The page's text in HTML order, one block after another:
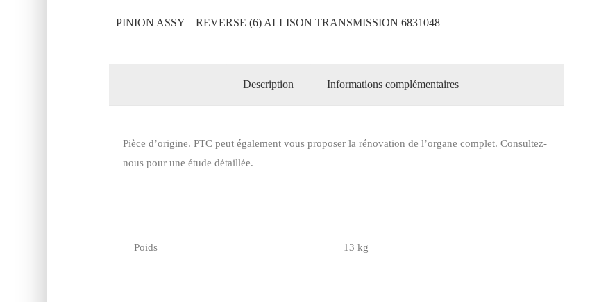
PINION ASSY – REVERSE (6) ALLISON TRANSMISSION 6831048
Description Informations complémentaires
Pièce d’origine. PTC peut également vous proposer la rénovation de l’organe complet. Consultez-
nous pour une étude détaillée.
Poids 13 kg